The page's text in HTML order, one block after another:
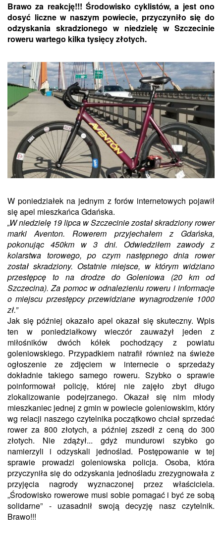
Brawo za reakcję!!! Środowisko cyklistów, a jest ono
dosyć liczne w naszym powiecie, przyczyniło się do
odzyskania skradzionego w niedzielę w Szczecinie
roweru wartego kilka tysięcy złotych.
W poniedziałek na jednym z forów internetowych pojawił
się apel mieszkańca Gdańska.
„W niedzielę 19 lipca w Szczecinie został skradziony rower
marki Aventon. Rowerem przyjechałem z Gdańska,
pokonując 450km w 3 dni. Odwiedziłem zawody z
kolarstwa torowego, po czym następnego dnia rower
został skradziony. Ostatnie miejsce, w którym widziano
przestępcę to na drodze do Goleniowa (20 km od
Szczecina). Za pomoc w odnalezieniu roweru i informacje
o miejscu przestępcy przewidziane wynagrodzenie 1000
zł.”
Jak się później okazało apel okazał się skuteczny. Wpis
ten w poniedziałkowy wieczór zauważył jeden z
miłośników dwóch kółek pochodzący z powiatu
goleniowskiego. Przypadkiem natrafił również na świeże
ogłoszenie ze zdjęciem w internecie o sprzedaży
dokładnie takiego samego roweru. Szybko o sprawie
poinformował policję, której nie zajęło zbyt długo
zlokalizowanie podejrzanego. Okazał się nim młody
mieszkaniec jednej z gmin w powiecie goleniowskim, który
wg relacji naszego czytelnika początkowo chciał sprzedać
rower za 800 złotych, a później zszedł z ceną do 300
złotych. Nie zdążył... gdyż mundurowi szybko go
namierzyli i odzyskali jednoślad. Postępowanie w tej
sprawie prowadzi goleniowska policja. Osoba, która
przyczyniła się do odzyskania jednośladu zrezygnowała z
przyjęcia nagrody wyznaczonej przez właściciela.
„Środowisko rowerowe musi sobie pomagać i być ze sobą
solidarne” - uzasadnił swoją decyzję nasz czytelnik.
Brawo!!!